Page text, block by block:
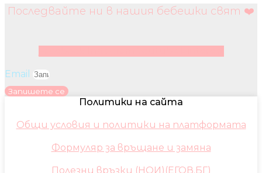
Последвайте ни в нашия бебешки свят ❤️
Email
Запишете се
Политики на сайта
Общи условия и политики на платформата
Формуляр за връщане и замяна
Полезни връзки (НОИ)(ЕГОВ.БГ)